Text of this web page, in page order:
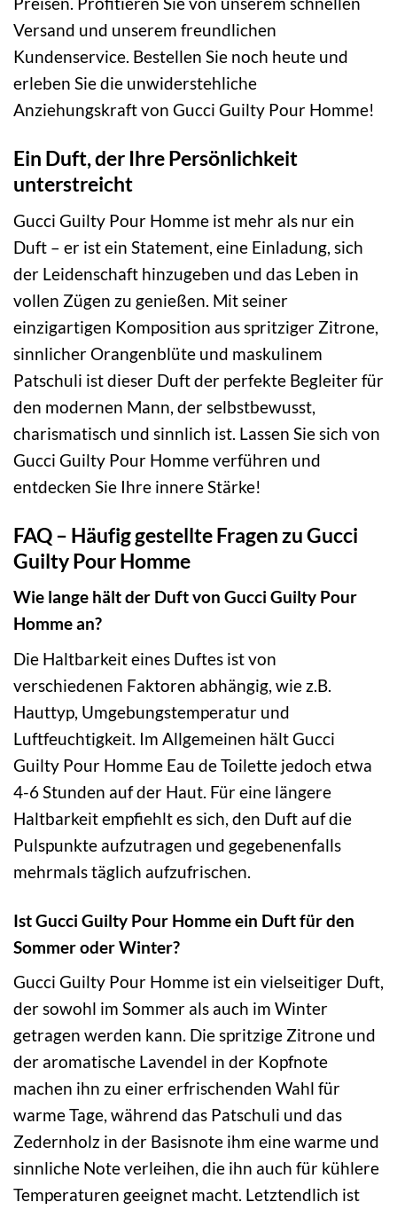
Versand und unserem freundlichen
Kundenservice. Bestellen Sie noch heute und
erleben Sie die unwiderstehliche
Anziehungskraft von Gucci Guilty Pour Homme!
Ein Duft, der Ihre Persönlichkeit
unterstreicht
Gucci Guilty Pour Homme ist mehr als nur ein
Duft – er ist ein Statement, eine Einladung, sich
der Leidenschaft hinzugeben und das Leben in
vollen Zügen zu genießen. Mit seiner
einzigartigen Komposition aus spritziger Zitrone,
sinnlicher Orangenblüte und maskulinem
Patschuli ist dieser Duft der perfekte Begleiter für
den modernen Mann, der selbstbewusst,
charismatisch und sinnlich ist. Lassen Sie sich von
Gucci Guilty Pour Homme verführen und
entdecken Sie Ihre innere Stärke!
FAQ – Häufig gestellte Fragen zu Gucci
Guilty Pour Homme
Wie lange hält der Duft von Gucci Guilty Pour
Homme an?
Die Haltbarkeit eines Duftes ist von
verschiedenen Faktoren abhängig, wie z.B.
Hauttyp, Umgebungstemperatur und
Luftfeuchtigkeit. Im Allgemeinen hält Gucci
Guilty Pour Homme Eau de Toilette jedoch etwa
4-6 Stunden auf der Haut. Für eine längere
Haltbarkeit empfiehlt es sich, den Duft auf die
Pulspunkte aufzutragen und gegebenenfalls
mehrmals täglich aufzufrischen.
Ist Gucci Guilty Pour Homme ein Duft für den
Sommer oder Winter?
Gucci Guilty Pour Homme ist ein vielseitiger Duft,
der sowohl im Sommer als auch im Winter
getragen werden kann. Die spritzige Zitrone und
der aromatische Lavendel in der Kopfnote
machen ihn zu einer erfrischenden Wahl für
warme Tage, während das Patschuli und das
Zedernholz in der Basisnote ihm eine warme und
sinnliche Note verleihen, die ihn auch für kühlere
Temperaturen geeignet macht. Letztendlich ist